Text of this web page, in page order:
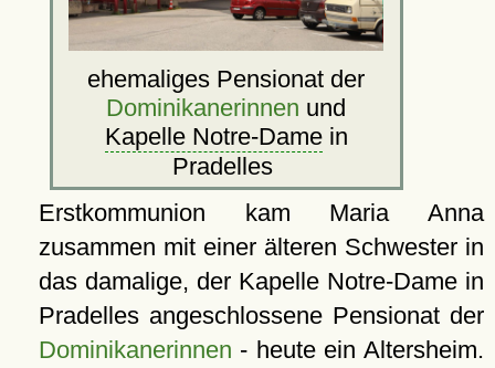
ehemaliges Pensionat der
Dominikanerinnen und
Kapelle Notre-Damein
Pradelles
Erstkommunion kam Maria Anna
zusammen mit einer älteren Schwester in
das damalige, der Kapelle Notre-Dame in
Pradelles angeschlossene Pensionat der
Dominikanerinnen - heute ein Altersheim.